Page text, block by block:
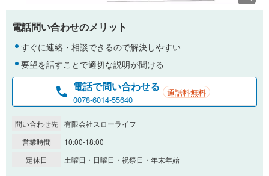
電話問い合わせのメリット
すぐに連絡・相談できるので解決しやすい
要望を話すことで適切な説明が聞ける
電話で問い合わせる
0078-6014-55640
通話料無料
問い合わせ先 有限会社スローライフ
営業時間
10:00-18:00
定休日
土曜日・日曜日・祝祭日・年末年始